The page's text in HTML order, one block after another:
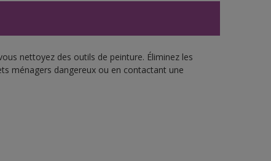
nettoyez des outils de peinture. Éliminez les
ménagers dangereux ou en contactant une